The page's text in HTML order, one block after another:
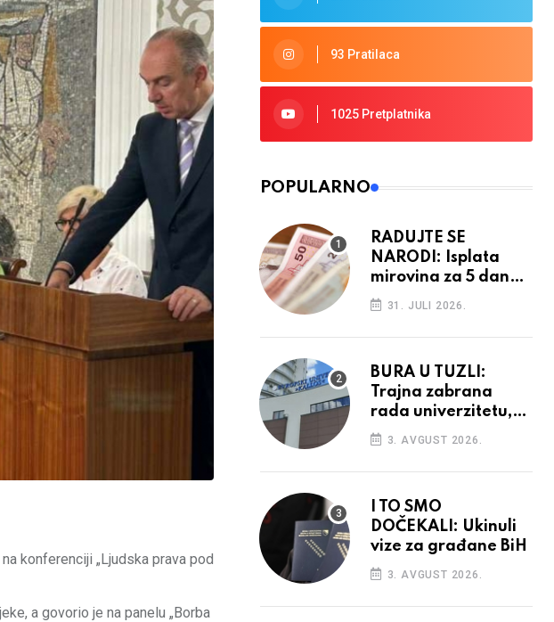
konferenciji „Ljudska prava pod
a govorio je na panelu „Borba
93 Pratilaca
1025 Pretplatnika
POPULARNO
RADUJTE SE
NARODI: Isplata
mirovina za 5 dana,
retroaktivna
povećanja
31. JULI 2026.
BURA U TUZLI:
Trajna zabrana
rada univerzitetu,
provedba sudskih
odluka
3. AVGUST 2026.
I TO SMO
DOČEKALI: Ukinuli
vize za građane BiH
3. AVGUST 2026.